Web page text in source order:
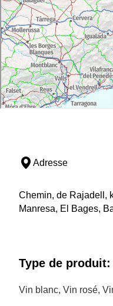
Adresse
Chemin, de Rajadell,
Manresa, El Bages,
Type de produit:
Vin blanc, Vin rosé,